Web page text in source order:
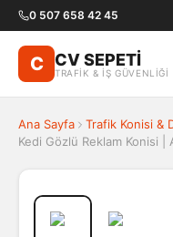
0 507 658 42 45
C CV SEPETİ
TRAFİK & İŞ GÜVENLİĞİ
Ana Sayfa
Trafik Konisi &
Kedi Gözlü Reklam Konisi |